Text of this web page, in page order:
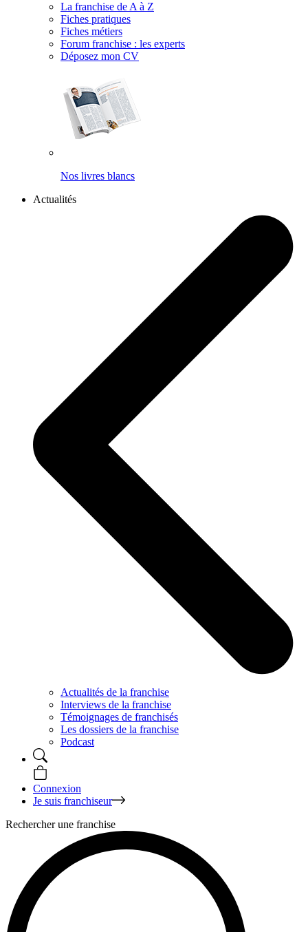
La franchise de A à Z
Fiches pratiques
Fiches métiers
Forum franchise : les experts
Déposez mon CV
Nos livres blancs
Actualités
Actualités de la franchise
Interviews de la franchise
Témoignages de franchisés
Les dossiers de la franchise
Podcast
Connexion
Je suis franchiseur
Rechercher une franchise